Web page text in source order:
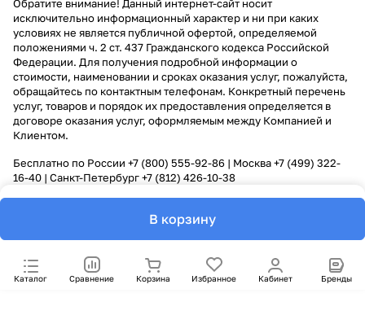
В корзину
Каталог Сравнение Корзина Избранное Кабинет Бренды
Обратите внимание! Данный интернет-сайт носит
исключительно информационный характер и ни при каких
условиях не является публичной офертой, определяемой
положениями ч. 2 ст. 437 Гражданского кодекса Российской
Федерации. Для получения подробной информации о
стоимости, наименовании и сроках оказания услуг, пожалуйста,
обращайтесь по контактным телефонам. Конкретный перечень
услуг, товаров и порядок их предоставления определяется в
договоре оказания услуг, оформляемым между Компанией и
Клиентом.
Бесплатно по России +7 (800) 555-92-86 | Москва+7 (499) 322-
16-40 | Санкт-Петербург+7 (812) 426-10-38